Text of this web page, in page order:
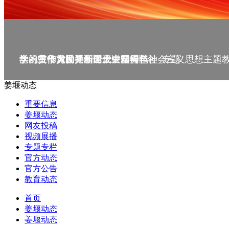
庆祝中华人民共和国成立75周年
学习贯彻党的二十届三中全会精神_专题
党的二十大精神理论大讲堂--理论
学习宣传贯彻党的二十大精神
学习贯彻习近平新时代中国特色社会主义思想主题
姜堰动态
重要信息
姜堰动态
网友投稿
视频展播
专题专栏
官方动态
官方公告
教育动态
首页
姜堰动态
姜堰动态